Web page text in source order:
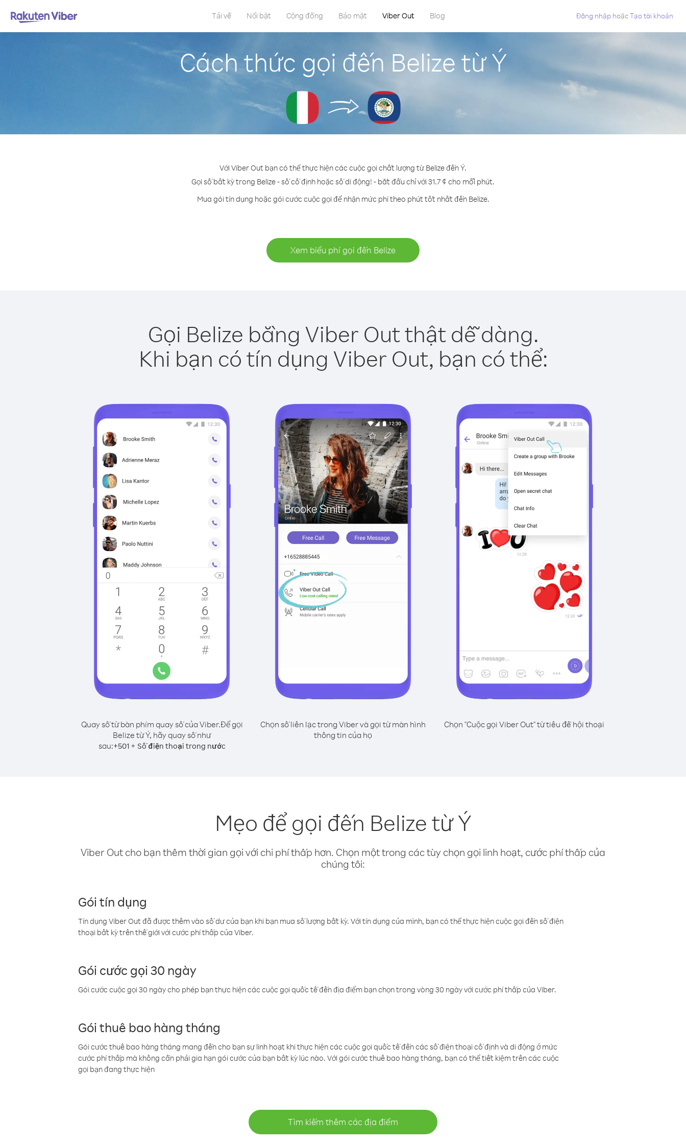
Tải về Nổi bật Cộng đồng Bảo mật Viber Out Blog Đăng nhập hoặcTạo tài khoản
Cách thức gọi đến Belize từ Ý
Với Viber Out bạn có thể thực hiện các cuộc gọi chất lượng từ Belize đến Ý.
Gọi số bất kỳ trong Belize - số cố định hoặc số di động! - bắt đầu chỉ với 31.7 ¢ cho mỗi phút.
Mua gói tín dụng hoặc gói cước cuộc gọi để nhận mức phí theo phút tốt nhất đến Belize.
Xem biểu phí gọi đến Belize
Gọi Belize bằng Viber Out thật dễ dàng.
Khi bạn có tín dụng Viber Out, bạn có thể:
Quay số từ bàn phím quay số của Viber.Để gọi
Belize từ Ý, hãy quay số như
sau:+501+ Số điện thoại trong nước
Chọn số liên lạc trong Viber và gọi từ màn hình
thông tin của họ
Chọn "Cuộc gọi Viber Out" từ tiêu đề hội thoại
Mẹo để gọi đến Belize từ Ý
Viber Out cho bạn thêm thời gian gọi với chi phí thấp hơn. Chọn một trong các tùy chọn gọi linh hoạt, cước phí thấp của
chúng tôi:
Gói tín dụng
Tín dụng Viber Out đã được thêm vào số dư của bạn khi bạn mua số lượng bất kỳ. Với tín dụng của mình, bạn có thể thực hiện cuộc gọi đến số điện
thoại bất kỳ trên thế giới với cước phí thấp của Viber.
Gói cước gọi 30 ngày
Gói cước cuộc gọi 30 ngày cho phép bạn thực hiện các cuộc gọi quốc tế đến địa điểm bạn chọn trong vòng 30 ngày với cước phí thấp của Viber.
Gói thuê bao hàng tháng
Gói cước thuê bao hàng tháng mang đến cho bạn sự linh hoạt khi thực hiện các cuộc gọi quốc tế đến các số điện thoại cố định và di động ở mức
cước phí thấp mà không cần phải gia hạn gói cước của bạn bất kỳ lúc nào. Với gói cước thuê bao hàng tháng, bạn có thể tiết kiệm trên các cuộc
gọi bạn đang thực hiện
Tìm kiếm thêm các địa điểm